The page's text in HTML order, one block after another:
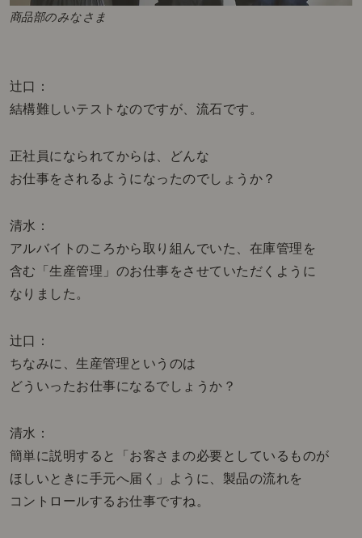
商品部のみなさま
辻口：
結構難しいテストなのですが、流石です。
正社員になられてからは、どんな
お仕事をされるようになったのでしょうか？
清水：
アルバイトのころから取り組んでいた、在庫管理を
含む「生産管理」のお仕事をさせていただくように
なりました。
辻口：
ちなみに、生産管理というのは
どういったお仕事になるでしょうか？
清水：
簡単に説明すると「お客さまの必要としているものが
ほしいときに手元へ届く」ように、製品の流れを
コントロールするお仕事ですね。